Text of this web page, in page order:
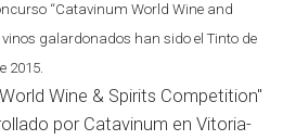
“Catavinum World Wine and
galardonados han sido el Tinto de
2015.
Wine & Spirits Competition"
por Catavinum en Vitoria-